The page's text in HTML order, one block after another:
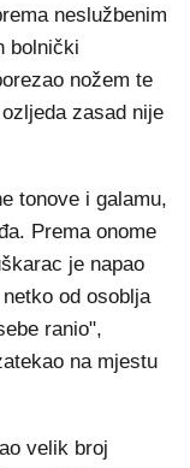
neslužbenim
bolnički
nožem te
zasad nije
tonove i galamu,
Prema onome
je napao
od osoblja
ranio",
na mjestu
velik broj